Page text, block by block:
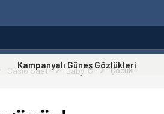
Kampanyalı Güneş Gözlükleri
Casio Saat Baby-G Çocuk